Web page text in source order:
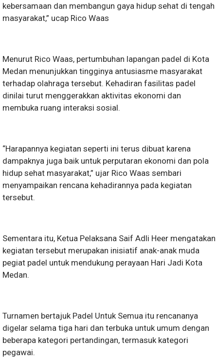
kebersamaan dan membangun gaya hidup sehat di tengah
masyarakat,” ucap Rico Waas
Menurut Rico Waas, pertumbuhan lapangan padel di Kota
Medan menunjukkan tingginya antusiasme masyarakat
terhadap olahraga tersebut. Kehadiran fasilitas padel
dinilai turut menggerakkan aktivitas ekonomi dan
membuka ruang interaksi sosial.
“Harapannya kegiatan seperti ini terus dibuat karena
dampaknya juga baik untuk perputaran ekonomi dan pola
hidup sehat masyarakat,” ujar Rico Waas sembari
menyampaikan rencana kehadirannya pada kegiatan
tersebut.
Sementara itu, Ketua Pelaksana Saif Adli Heer mengatakan
kegiatan tersebut merupakan inisiatif anak-anak muda
pegiat padel untuk mendukung perayaan Hari Jadi Kota
Medan.
Turnamen bertajuk Padel Untuk Semua itu rencananya
digelar selama tiga hari dan terbuka untuk umum dengan
beberapa kategori pertandingan, termasuk kategori
pegawai.